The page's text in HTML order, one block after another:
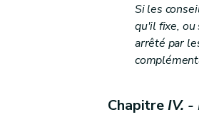
Si les
qu'il fixe, ou
arrêté par
ChapitreIV. -